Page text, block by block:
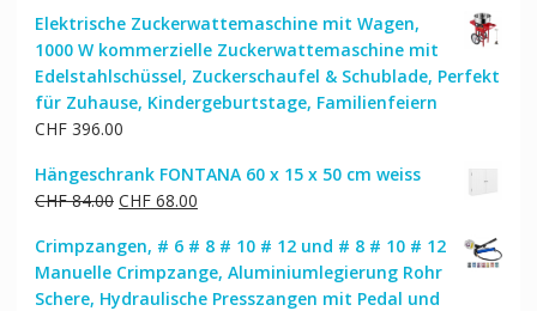
Elektrische Zuckerwattemaschine mit Wagen,
1000 W kommerzielle Zuckerwattemaschine mit
Edelstahlschüssel, Zuckerschaufel & Schublade, Perfekt
für Zuhause, Kindergeburtstage, Familienfeiern
CHF396.00
Hängeschrank FONTANA 60 x 15 x 50 cm weiss
CHF84.00 Ursprünglicher
war:
CHF 84.00
CHF68.00Aktueller
ist:
CHF 68.00.
Crimpzangen, # 6 # 8 # 10 # 12 und # 8 # 10 # 12
Manuelle Crimpzange, Aluminiumlegierung Rohr
Schere, Hydraulische Presszangen mit Pedal und